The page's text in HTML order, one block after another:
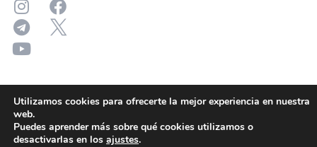
Utilizamos cookies para ofrecerte la mejor experiencia en nuestra
web.
Puedes aprender más sobre qué cookies utilizamos o
desactivarlas en los ajustes.